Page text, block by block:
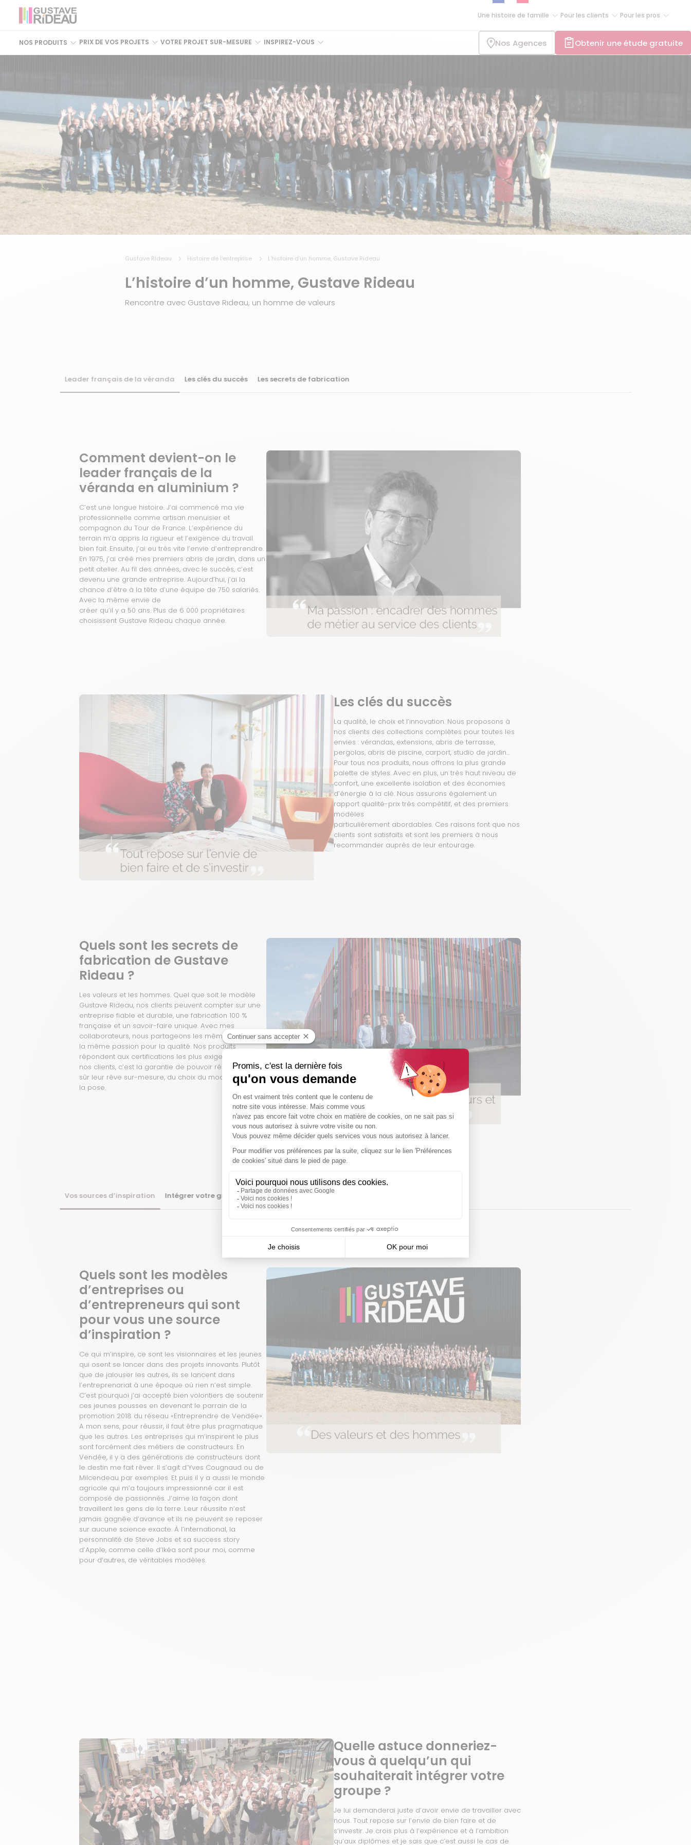
Une histoire de famille Pour les clients Pour les pros
NOS PRODUITS PRIX DE VOS PROJETS VOTRE PROJET SUR-MESURE INSPIREZ-VOUS Nos Agences Obtenir une étude gratuite
Gustave Rideau Histoire de l’entreprise L’histoire d’un homme, Gustave Rideau
L’histoire d’un homme, Gustave Rideau
Rencontre avec Gustave Rideau, un homme de valeurs
Leader français de la véranda Les clés du succès Les secrets de fabrication
Comment devient-on le
leader français de la
véranda en aluminium ?
C’est une longue histoire. J’ai commencé ma vie
professionnelle comme artisan menuisier et
compagnon du Tour de France. L’expérience du
terrain m’a appris la rigueur et l’exigence du travail
bien fait. Ensuite, j’ai eu très vite l’envie d’entreprendre.
En 1975, j’ai créé mes premiers abris de jardin, dans un
petit atelier. Au fil des années, avec le succès, c’est
devenu une grande entreprise. Aujourd’hui, j’ai la
chance d’être à la tête d’une équipe de 750 salariés.
Avec la même envie de
créer qu’il y a 50 ans. Plus de 6 000 propriétaires
choisissent Gustave Rideau chaque année.
Les clés du succès
La qualité, le choix et l’innovation. Nous proposons à
nos clients des collections complètes pour toutes les
envies : vérandas, extensions, abris de terrasse,
pergolas, abris de piscine, carport, studio de jardin…
Pour tous nos produits, nous offrons la plus grande
palette de styles. Avec en plus, un très haut niveau de
confort, une excellente isolation et des économies
d’énergie à la clé. Nous assurons également un
rapport qualité-prix très compétitif, et des premiers
modèles
particulièrement abordables. Ces raisons font que nos
clients sont satisfaits et sont les premiers à nous
recommander auprès de leur entourage.
Quels sont les secrets de
fabrication de Gustave
Rideau ?
Les valeurs et les hommes. Quel que soit le modèle
Gustave Rideau, nos clients peuvent compter sur une
entreprise fiable et durable, une fabrication 100 %
française et un savoir-faire unique. Avec mes
collaborateurs, nous partageons les mêmes valeurs et
la même passion pour la qualité. Nos produits
répondent aux certifications les plus exigeantes. Pour
nos clients, c’est la garantie de pouvoir réaliser à coup
sûr leur rêve sur-mesure, du choix du modèle jusqu’à
la pose.
Vos sources d’inspiration Intégrer votre groupe
Quels sont les modèles
d’entreprises ou
d’entrepreneurs qui sont
pour vous une source
d’inspiration ?
Ce qui m’inspire, ce sont les visionnaires et les jeunes
qui osent se lancer dans des projets innovants. Plutôt
que de jalouser les autres, ils se lancent dans
l’entreprenariat à une époque où rien n’est simple.
C’est pourquoi j’ai accepté bien volontiers de soutenir
ces jeunes pousses en devenant le parrain de la
promotion 2018 du réseau «Entreprendre de Vendée».
A mon sens, pour réussir, il faut être plus pragmatique
que les autres. Les entreprises qui m’inspirent le plus
sont forcément des métiers de constructeurs. En
Vendée, il y a des générations de constructeurs dont
le destin me fait rêver. Il s’agit d’Yves Cougnaud ou de
Milcendeau par exemples. Et puis il y a aussi le monde
agricole qui m’a toujours impressionné car il est
composé de passionnés. J’aime la façon dont
travaillent les gens de la terre. Leur réussite n’est
jamais gagnée d’avance et ils ne peuvent se reposer
sur aucune science exacte. À l’international, la
personnalité de Steve Jobs et sa success story
d’Apple, comme celle d’Ikéa sont pour moi, comme
pour d’autres, de véritables modèles.
Quelle astuce donneriez-
vous à quelqu’un qui
souhaiterait intégrer votre
groupe ?
Je lui demanderai juste d’avoir envie de travailler avec
nous. Tout repose sur l’envie de bien faire et de
s’investir. Je crois plus à l’expérience et à l’ambition
qu’aux diplômes et je sais que c’est aussi le cas de